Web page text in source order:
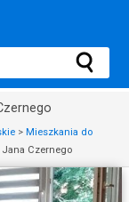
> Mieszkania do
Czernego